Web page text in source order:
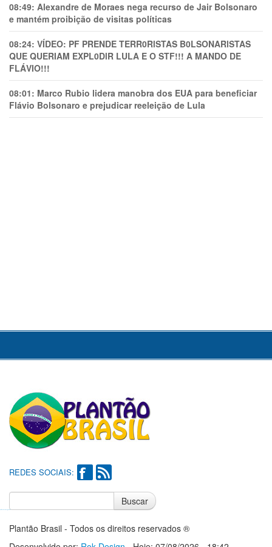
08:49: Alexandre de Moraes nega recurso de Jair Bolsonaro
e mantém proibição de visitas políticas
08:24: VÍDEO: PF PRENDE TERR0RlSTAS B0LSONARlSTAS
QUE QUERIAM EXPL0DlR LULA E O STF!!! A MANDO DE
FLÁVIO!!!
08:01: Marco Rubio lidera manobra dos EUA para beneficiar
Flávio Bolsonaro e prejudicar reeleição de Lula
REDES SOCIAIS:
Buscar
Plantão Brasil - Todos os direitos reservados ®